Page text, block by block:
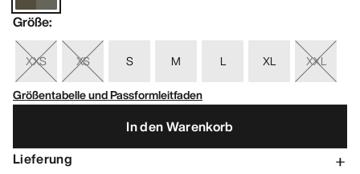
Größe:
XXS XS S M L XL
XXL
Größentabelle und Passformleitfaden
In den Warenkorb
Lieferung